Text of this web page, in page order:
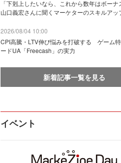
「下剋上したいなら、これから数年はボーナ
山口義宏さんに聞くマーケターのスキルアッ
2026/08/04 10:00
CPI高騰・LTV伸び悩みを打破する ゲーム
ードUA「Freecash」の実力
新着記事一覧を見る
イベント